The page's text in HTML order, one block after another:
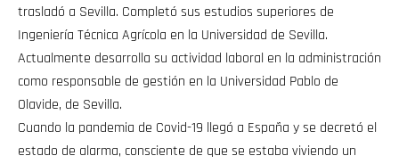
trasladó a Sevilla. Completó sus estudios superiores de
Ingeniería Técnica Agrícola en la Universidad de Sevilla.
Actualmente desarrolla su actividad laboral en la administración
como responsable de gestión en la Universidad Pablo de
Olavide, de Sevilla.
Cuando la pandemia de Covid-19 llegó a España y se decretó el
estado de alarma, consciente de que se estaba viviendo un